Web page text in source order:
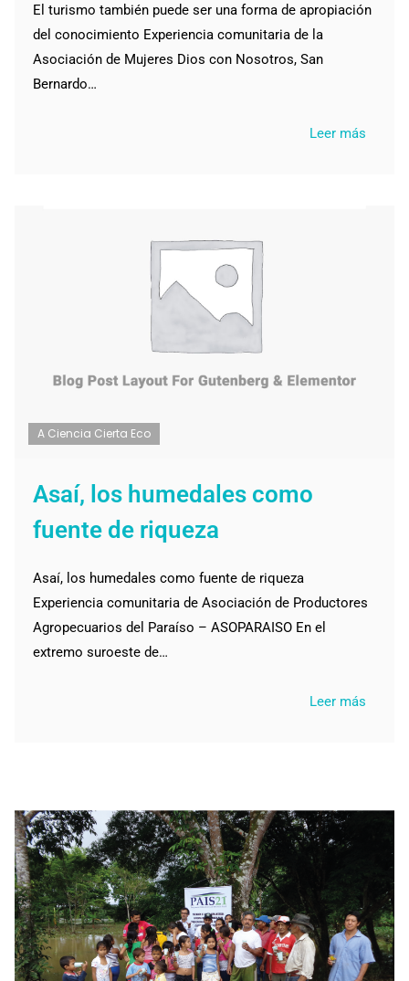
El turismo también puede ser una forma de apropiación
del conocimiento Experiencia comunitaria de la
Asociación de Mujeres Dios con Nosotros, San
Bernardo…
Leer más
A Ciencia Cierta Eco
Asaí, los humedales como
fuente de riqueza
Asaí, los humedales como fuente de riqueza
Experiencia comunitaria de Asociación de Productores
Agropecuarios del Paraíso – ASOPARAISO En el
extremo suroeste de…
Leer más